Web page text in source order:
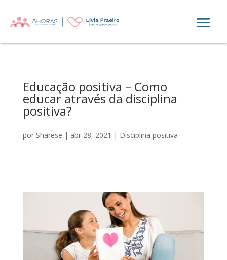
Educação positiva – Como
educar através da disciplina
positiva?
por Sharese | abr 28, 2021 | Disciplina positiva